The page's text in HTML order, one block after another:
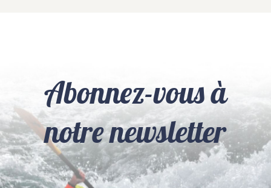
Abonnez-vous à
notre newsletter